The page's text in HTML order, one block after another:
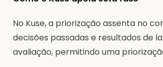
No Kuse, a priorização assenta no
decisões passadas e resultados de
avaliação, permitindo uma